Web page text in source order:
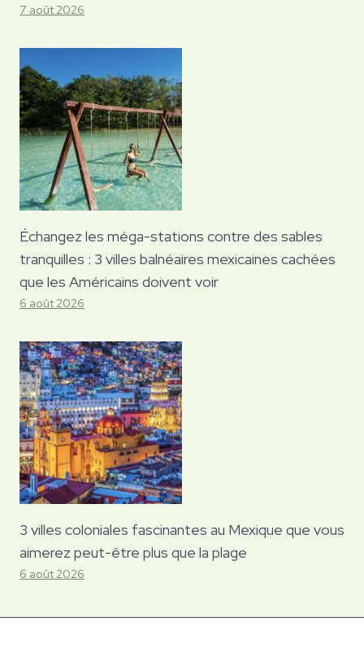
7 août 2026
Échangez les méga-stations contre des sables
tranquilles : 3 villes balnéaires mexicaines cachées
que les Américains doivent voir
6 août 2026
3 villes coloniales fascinantes au Mexique que vous
aimerez peut-être plus que la plage
6 août 2026